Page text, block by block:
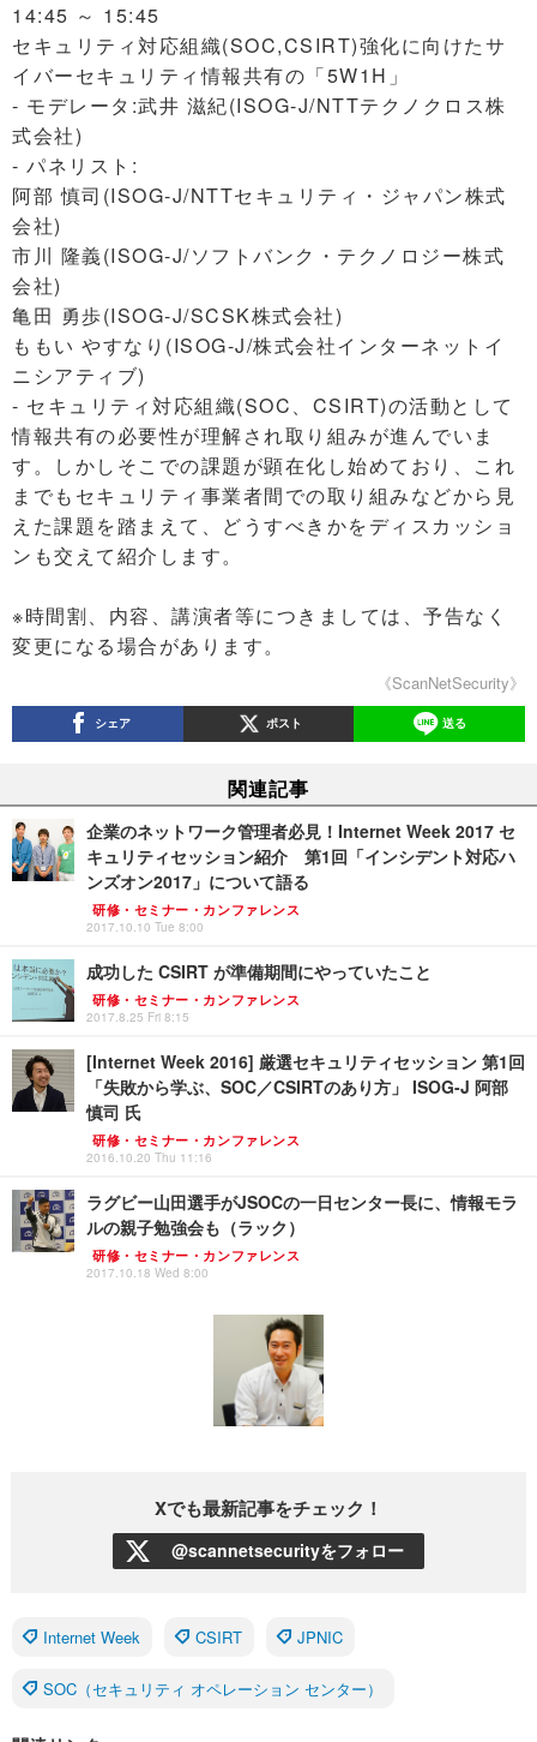
14:45 ～ 15:45
セキュリティ対応組織(SOC,CSIRT)強化に向けたサ
イバーセキュリティ情報共有の「5W1H」
- モデレータ:武井 滋紀(ISOG-J/NTTテクノクロス株
式会社)
- パネリスト:
阿部 慎司(ISOG-J/NTTセキュリティ・ジャパン株式
会社)
市川 隆義(ISOG-J/ソフトバンク・テクノロジー株式
会社)
亀田 勇歩(ISOG-J/SCSK株式会社)
ももい やすなり(ISOG-J/株式会社インターネットイ
ニシアティブ)
- セキュリティ対応組織(SOC、CSIRT)の活動として
情報共有の必要性が理解され取り組みが進んでいま
す。しかしそこでの課題が顕在化し始めており、これ
までもセキュリティ事業者間での取り組みなどから見
えた課題を踏まえて、どうすべきかをディスカッショ
ンも交えて紹介します。
※時間割、内容、講演者等につきましては、予告なく
変更になる場合があります。
《ScanNetSecurity》
シェア ポスト 送る
関連記事
企業のネットワーク管理者必見！Internet Week 2017 セ
キュリティセッション紹介 第1回「インシデント対応ハ
ンズオン2017」について語る
研修・セミナー・カンファレンス
2017.10.10 Tue 8:00
成功した CSIRT が準備期間にやっていたこと
研修・セミナー・カンファレンス
2017.8.25 Fri 8:15
[Internet Week 2016] 厳選セキュリティセッション 第1回
「失敗から学ぶ、SOC／CSIRTのあり方」 ISOG-J 阿部
慎司 氏
研修・セミナー・カンファレンス
2016.10.20 Thu 11:16
ラグビー山田選手がJSOCの一日センター長に、情報モラ
ルの親子勉強会も（ラック）
研修・セミナー・カンファレンス
2017.10.18 Wed 8:00
Xでも最新記事をチェック！
@scannetsecurityをフォロー
Internet Week CSIRT JPNIC
SOC（セキュリティ オペレーション センター）